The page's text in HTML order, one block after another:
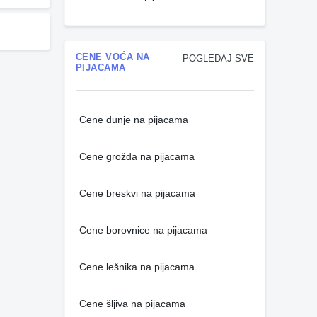
POGLEDAJ SVE
CENE VOĆA NA
PIJACAMA
Cene dunje na pijacama
Cene grožđa na pijacama
Cene breskvi na pijacama
Cene borovnice na pijacama
Cene lešnika na pijacama
Cene šljiva na pijacama